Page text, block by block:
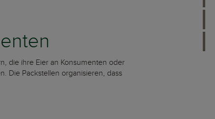
die ihre Eier an Konsumenten oder
Die Packstellen organisieren, dass